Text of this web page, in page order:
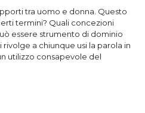
tra uomo e donna. Questo
termini? Quali concezioni
essere strumento di dominio
a chiunque usi la parola in
utilizzo consapevole del